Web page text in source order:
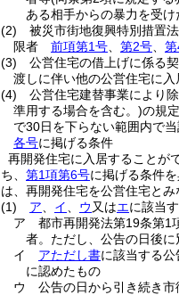
ある相手からの暴力を受
(2)
被災市街地復興特別措置法
限者 前項第1号 第2号
(3)
公営住宅の借上げに係る
渡しに伴い他の公営住宅に
(4)
公営住宅建替事業により
準用する場合を含む。)の規
で30日を下らない範囲内で
各号に掲げる条件
再開発住宅に入居することが
ち、 第1項第6号に掲げる条件
は、再開発住宅を公営住宅とみ
(1)
ア イ ウ 又はエに該当
ア
都市再開発法第19条第1
者。 ただし、公告の日後
イ
アただし書に該当する
に認めたもの
ウ
公告の日から引き続き